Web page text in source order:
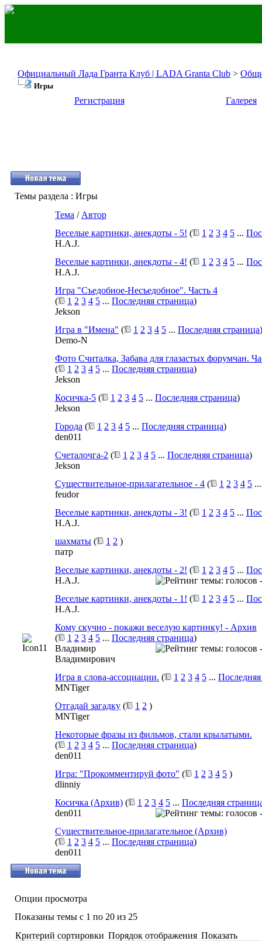
Официальный Лада Гранта Клуб | LADA Granta Club >
Игры
Регистрация Галерея
Темы раздела : Игры
Тема / Автор
Веселые картинки, анекдоты - 5! ( 1 2 3 4 5 ...
H.A.J.
Веселые картинки, анекдоты - 4! ( 1 2 3 4 5 ...
H.A.J.
Игра "Съедобное-Несъедобное". Часть 4
(
1 2 3 4 5 ... Последняя страница)
Jekson
Игра в "Имена" ( 1 2 3 4 5 ... Последняя страница)
Demo-N
Фото Считалка, Забава для глазастых форумчан.
(
1 2 3 4 5 ... Последняя страница)
Jekson
Косичка-5 ( 1 2 3 4 5 ... Последняя страница)
Jekson
Города ( 1 2 3 4 5 ... Последняя страница)
den011
Счеталочга-2 ( 1 2 3 4 5 ... Последняя страница)
Jekson
Существительное-прилагательное - 4 ( 1 2 3 4 5
feudor
Веселые картинки, анекдоты - 3! ( 1 2 3 4 5 ...
H.A.J.
шахматы ( 1 2 )
патр
Веселые картинки, анекдоты - 2! ( 1 2 3 4 5 ...
H.A.J.
Веселые картинки, анекдоты - 1! ( 1 2 3 4 5 ...
H.A.J.
Кому скучно - покажи веселую картинку! - Архив
(
1 2 3 4 5 ... Последняя страница)
Владимир
Владимирович
Игра в слова-ассоциации. ( 1 2 3 4 5 ...
MNTiger
Отгадай загадку ( 1 2 )
MNTiger
Некоторые фразы из фильмов, стали крылатыми.
(
1 2 3 4 5 ... Последняя страница)
den011
Игра: "Прокомментируй фото" ( 1 2 3 4 5 )
dlinniy
Косичка (Архив) ( 1 2 3 4 5 ... Последняя
den011
Существительное-прилагательное (Архив)
(
1 2 3 4 5 ... Последняя страница)
den011
Опции просмотра
Показаны темы с 1 по 20 из 25
Критерий сортировки Порядок отображения Показать